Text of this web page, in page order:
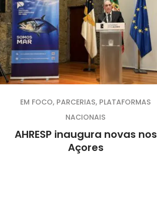
AHRESP inaugura novas nos
Açores
EM FOCO, PARCERIAS, PLATAFORMAS
NACIONAIS